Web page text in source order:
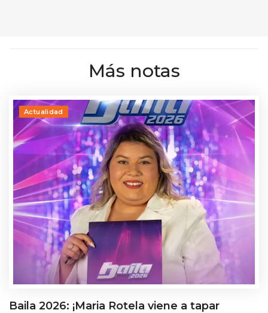
Más notas
Actualidad
Baila 2026: ¡Maria Rotela viene a tapar